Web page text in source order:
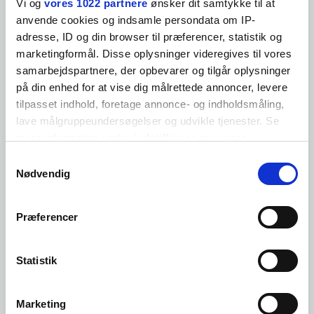
Vi og vores 1022 partnere ønsker dit samtykke til at
anvende cookies og indsamle persondata om IP-
adresse, ID og din browser til præferencer, statistik og
marketingformål. Disse oplysninger videregives til vores
samarbejdspartnere, der opbevarer og tilgår oplysninger
på din enhed for at vise dig målrettede annoncer, levere
tilpasset indhold, foretage annonce- og indholdsmåling,
lave målgruppeundersøgelser og udvikle tjenester. Se
tilbage eller ændre indstillinger fra vores
"Cookiedeklaration", eller ved at trykke på "Privacy
Indsamle præcise oplysninger om din placering,
Identificere din enhed baseret på en scanning af
dens unikke karakteristika (fingerprinting)
Nødvendig
Præferencer
Statistik
Marketing
Blog
Glem den direkte vej til toppen – brug disse 3 råd i
stedet
Der er intet galt med ambitioner og karriereplaner. Men de har det
med at...
Se mere
Bestyrelsen betyder mere end nogensinde
CEO’ens rolle er under forandring. Det samme er bestyrelsens, og
det stiller nye krav...